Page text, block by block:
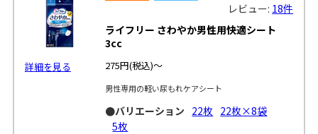
詳細を見る
レビュー: 18件
ライフリー さわやか男性用快適シート
3cc
275円(税込)～
男性専用の軽い尿もれケアシート
●バリエーション 22枚 22枚×8袋
5枚